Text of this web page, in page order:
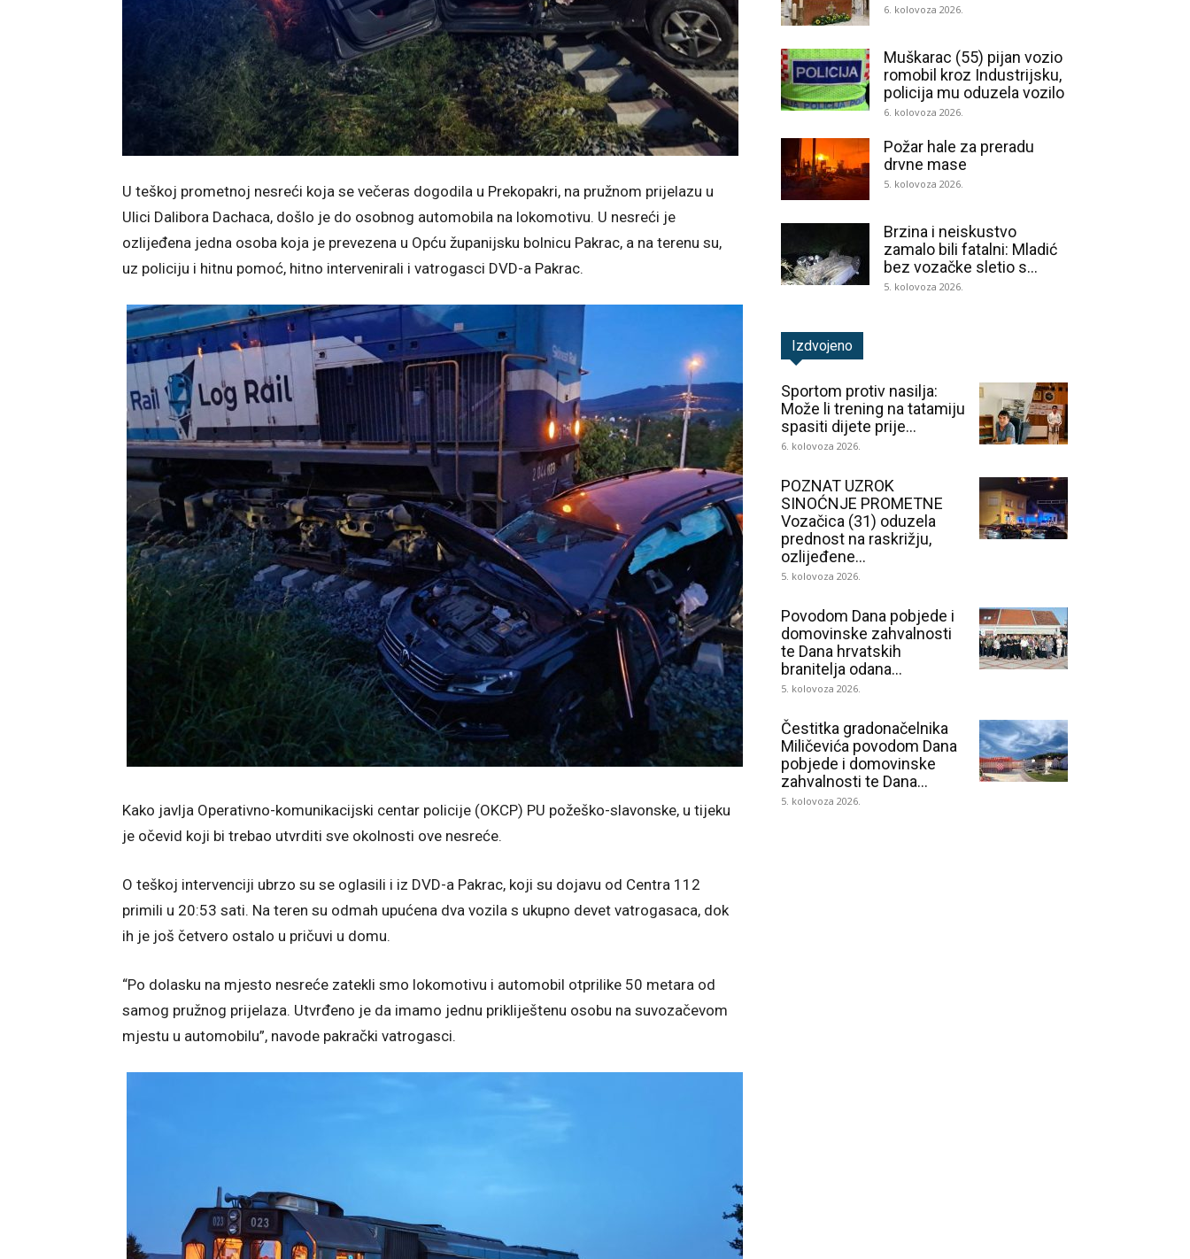
U teškoj prometnoj nesreći koja se večeras dogodila u Prekopakri, na pružnom prijelazu u
Ulici Dalibora Dachaca, došlo je do osobnog automobila na lokomotivu. U nesreći je
ozlijeđena jedna osoba koja je prevezena u Opću županijsku bolnicu Pakrac, a na terenu su,
uz policiju i hitnu pomoć, hitno intervenirali i vatrogasci DVD-a Pakrac.
Kako javlja Operativno-komunikacijski centar policije (OKCP) PU požeško-slavonske, u tijeku
je očevid koji bi trebao utvrditi sve okolnosti ove nesreće.
O teškoj intervenciji ubrzo su se oglasili i iz DVD-a Pakrac, koji su dojavu od Centra 112
primili u 20:53 sati. Na teren su odmah upućena dva vozila s ukupno devet vatrogasaca, dok
ih je još četvero ostalo u pričuvi u domu.
“Po dolasku na mjesto nesreće zatekli smo lokomotivu i automobil otprilike 50 metara od
samog pružnog prijelaza. Utvrđeno je da imamo jednu prikliještenu osobu na suvozačevom
mjestu u automobilu”, navode pakrački vatrogasci.
6. kolovoza 2026.
Muškarac (55) pijan vozio
romobil kroz Industrijsku,
policija mu oduzela vozilo
6. kolovoza 2026.
Požar hale za preradu
drvne mase
5. kolovoza 2026.
Brzina i neiskustvo
zamalo bili fatalni: Mladić
bez vozačke sletio s...
5. kolovoza 2026.
Izdvojeno
Sportom protiv nasilja:
Može li trening na tatamiju
spasiti dijete prije...
6. kolovoza 2026.
POZNAT UZROK
SINOĆNJE PROMETNE
Vozačica (31) oduzela
prednost na raskrižju,
ozlijeđene...
5. kolovoza 2026.
Povodom Dana pobjede i
domovinske zahvalnosti
te Dana hrvatskih
branitelja odana...
5. kolovoza 2026.
Čestitka gradonačelnika
Miličevića povodom Dana
pobjede i domovinske
zahvalnosti te Dana...
5. kolovoza 2026.